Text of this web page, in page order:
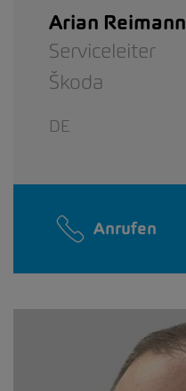
Arian Reimann
Serviceleiter
Škoda
DE
Anrufen